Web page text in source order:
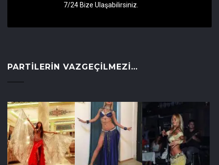
7/24 Bize Ulaşabilirsiniz.
PARTILERIN VAZGEÇILMEZI…